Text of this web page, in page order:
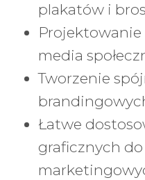
plakatów i
media
Tworzenie
Łatwe
graficznych